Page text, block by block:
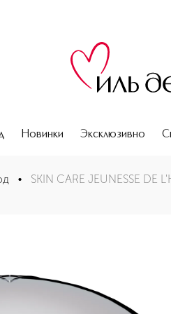
Новинки Эксклюзивно
мужской кожи
• SKIN CARE JEUNESSE